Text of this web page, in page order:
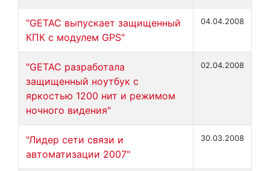
"GETAC выпускает защищенный
КПК с модулем GPS"
04.04.2008
"GETAC разработала
защищенный ноутбук с
яркостью 1200 нит и режимом
ночного видения"
02.04.2008
"Лидер сети связи и
автоматизации 2007"
30.03.2008